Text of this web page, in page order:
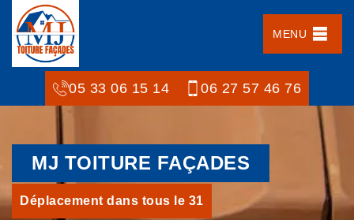
MENU
05 33 06 15 14 06 27 57 46 76
MJ TOITURE FAÇADES
Déplacement dans tous le 31